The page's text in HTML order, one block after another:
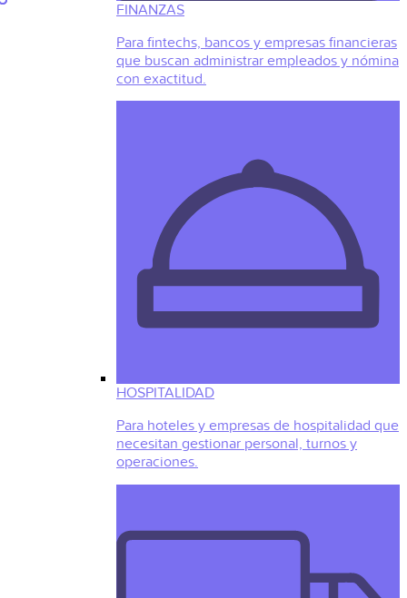
FINANZAS
Para fintechs, bancos y empresas financieras
que buscan administrar empleados y nómina
con exactitud.
HOSPITALIDAD
Para hoteles y empresas de hospitalidad que
necesitan gestionar personal, turnos y
operaciones.